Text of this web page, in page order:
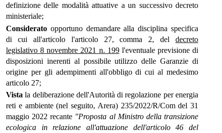
definizione delle modalità attuative a un successivo decreto
ministeriale;
Considerato opportuno demandare alla disciplina specifica
di cui all'articolo l'articolo 27, comma 2, del decreto
legislativo 8 novembre 2021 n. 199l'eventuale previsione di
disposizioni inerenti al possibile utilizzo delle Garanzie di
origine per gli adempimenti all'obbligo di cui al medesimo
articolo 27;
Vista la deliberazione dell'Autorità di regolazione per energia
reti e ambiente (nel seguito, Arera) 235/2022/R/Com del 31
maggio 2022 recante "Proposta al Ministro della transizione
ecologica in relazione all'attuazione dell'articolo 46 del